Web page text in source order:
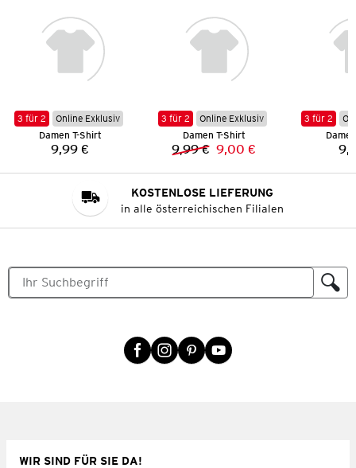
3 für 2
Online Exklusiv
Damen T-Shirt
Preis:
9,99 €
3 für 2
Online Exklusiv
Damen T-Shirt
Vorheriger Preis:
9,99 € Neuer Preis:
9,00 €
3 für 2
KOSTENLOSE LIEFERUNG
in alle österreichischen Filialen
WIR SIND FÜR SIE DA!